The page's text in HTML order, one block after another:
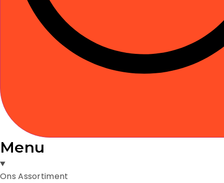
Menu
Ons Assortiment